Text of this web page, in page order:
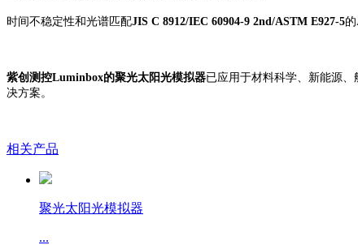
时间不稳定性和光谱匹配JIS C 8912/IEC 60904-9 2nd/ASTM E927-5的
紫创测控Luminbox的聚光太阳光模拟器已应用于材料科学、新能源、
决方案。
相关产品
聚光太阳光模拟器
...